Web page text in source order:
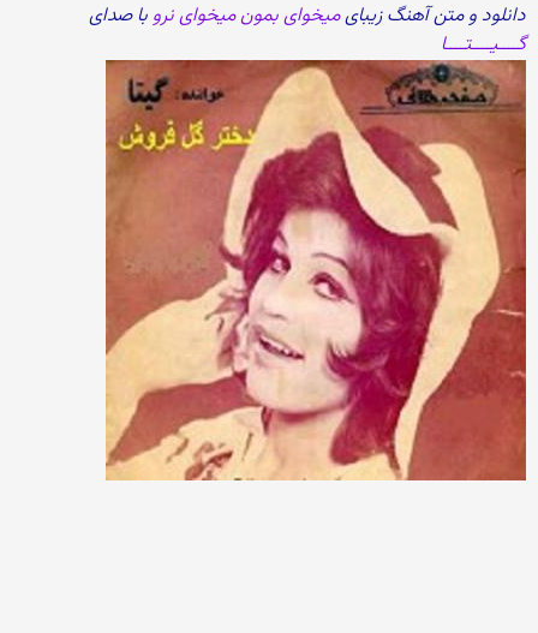
دانلود و متن آهنگ زیبایمیخوای بمون میخوای نروبا صدای
گــــیــــتــــا